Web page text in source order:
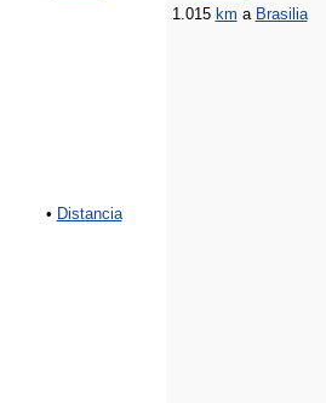
• Distancia
1.015 km a Brasilia